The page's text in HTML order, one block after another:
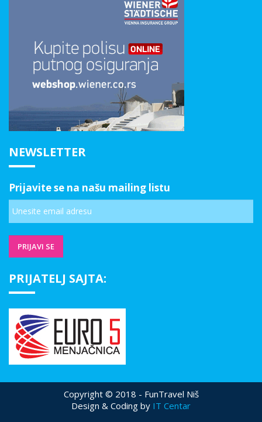
NEWSLETTER
Prijavite se na našu mailing listu
PRIJATELJ SAJTA:
Copyright © 2018 - FunTravel Niš
Design & Coding by IT Centar